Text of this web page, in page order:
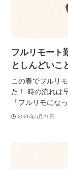
フルリモート
としんどいこ
この春でフルリ
た！ 時の流れは
「フルリモにな
2026年5月21日